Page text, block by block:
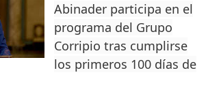
Abinader participa en el
programa del Grupo
Corripio tras cumplirse
los primeros 100 días de